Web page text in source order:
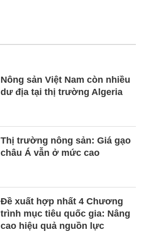
Nông sản Việt Nam còn nhiều
dư địa tại thị trường Algeria
Thị trường nông sản: Giá gạo
châu Á vẫn ở mức cao
Đề xuất hợp nhất 4 Chương
trình mục tiêu quốc gia: Nâng
cao hiệu quả nguồn lực